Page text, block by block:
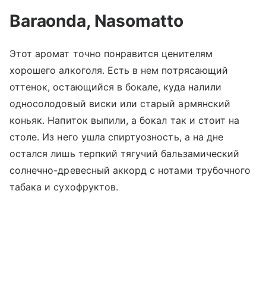
Baraonda, Nasomatto
Этот аромат точно понравится ценителям
хорошего алкоголя. Есть в нем потрясающий
оттенок, остающийся в бокале, куда налили
односолодовый виски или старый армянский
коньяк. Напиток выпили, а бокал так и стоит на
столе. Из него ушла спиртуозность, а на дне
остался лишь терпкий тягучий бальзамический
солнечно-древесный аккорд с нотами трубочного
табака и сухофруктов.